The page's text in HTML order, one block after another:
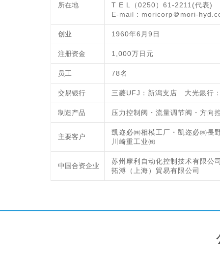
所在地
T E L（0250）61-2211(代表)
E-mail：moricorp＠mori-
创业 1960年6月9日
注册资金 1,000万日元
员工 78名
交易银行 三菱UFJ：新潟支店 大光銀行
制造产品 压力控制阀・流量调节阀・方向
主要客户
凱迩必㈱相模工厂・凱迩必㈱
川崎重工业㈱
中国合资企业
苏州摩利自动化控制技术有限公
拓溥（上海）貿易有限公司